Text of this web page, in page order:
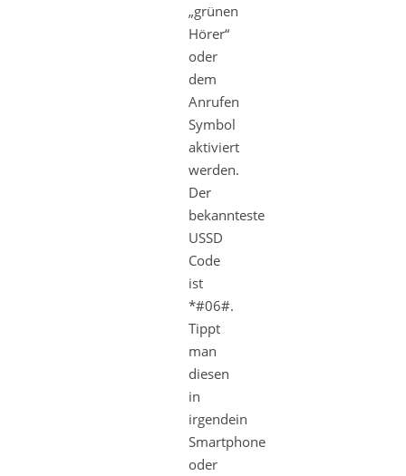
„grünen
Hörer“
oder
dem
Anrufen
Symbol
aktiviert
werden.
Der
bekannteste
USSD
Code
ist
*#06#.
Tippt
man
diesen
in
irgendein
Smartphone
oder